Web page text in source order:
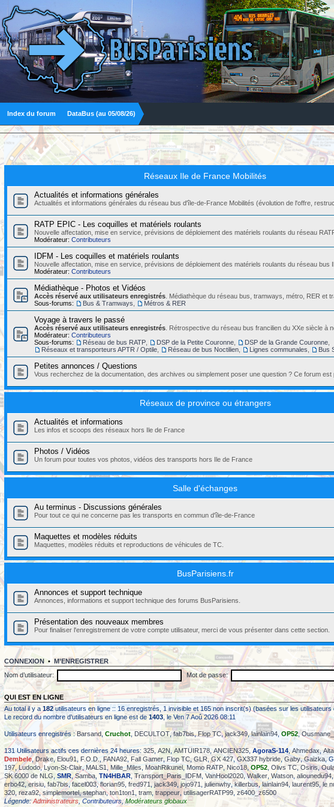
Index du forum DataBus (au 05/08/26)
Réseaux Ile de France Mobilités
Actualités et informations générales
Actualités et informations générales du réseau bus d'île-de-France Mobilités (évolution de l'offre,
RATP EPIC - Les coquilles et matériels roulants
Nouvelle affectation, mise en service, prévisions de déploiement des matériels roulants du réseau
Modérateur: Contributeurs
IDFM - Les coquilles et matériels roulants
Nouvelle affectation, mise en service, prévisions de déploiement des matériels roulants du réseau bus
Modérateur: Contributeurs
Médiathèque - Photos et Vidéos
Accès réservé aux utilisateurs enregistrés . Médiathèque du réseau bus, tramways, métro, RER et
Sous-forums:
Bus & Tramways Métros & RER
Voyage à travers le passé
Accès réservé aux utilisateurs enregistrés . Rétrospective du réseau bus francilien du XXe siècle à
Modérateur: Contributeurs
Sous-forums:
Réseau de bus RATP DSP de la Petite Couronne DSP de la Grande Couronne
Réseaux et transporteurs APTR / Optile
Réseau de bus Noctilien Lignes communales Bus
Petites annonces / Questions
Vous recherchez de la documentation, des archives ou simplement poser une question ? Ce forum est
Réseaux de province ou étrangers
Actualités et informations
Les infos et scoops des réseaux hors Ile de France
Photos / Vidéos
Un forum pour toutes vos photos, vidéos des transports hors Ile de France
Salle d'échanges
Au terminus - Discussions générales
Pour tout ce qui ne concerne pas les transports en commun d'île-de-France
Maquettes et modèles réduits
Maquettes, modèles réduits et reproductions de véhicules de TC.
BusParisiens.fr
Annonces et support technique
Annonces, informations et support technique des forums BusParisiens.
Présentation des nouveaux membres
Pour finaliser l'enregistrement de votre compte utilisateur, merci de vous présenter dans cette section.
CONNEXION • M’ENREGISTRER
Nom d’utilisateur:
Mot de passe:
QUI EST EN LIGNE
Au total il y a 182utilisateurs en ligne :: 16 enregistrés, 1 invisible et 165 non inscrit(s) (basées sur les
Le record du nombre d’utilisateurs en ligne est de1403, le Ven 7 Aoû 2026 08:11
Utilisateurs enregistrés : Barsand Cruchot DECULTOT,fab7bis,Flop TC,jack349,lainlain94 OP52,
131 Utilisateurs actifs ces dernières 24 heures: 325 A2N AMTUIR178,ANCIEN325 AgoraS-114, Ahmedax,
Dembele,Drake,Elou91 F.O.D.,FANA92 Fall Gamer ,Flop TC,GLR ,GX 427,GX337 hybride,Gaby,Gaizka,
197,Ludodo,Lyon-St-Clair,MALS1 ,Mille_Miles, MoahRikunel ,Momo RATP ,Nico18,OP52 Olivs TC,Osiris,
SK 6000 de NLG SMR,Samba TN4HBAR Transport_Paris_IDFM VanHool2020,Walker Watson aliounedu94,
erbo42, erisiu fab7bis,facel003,florian95 fred971 jack349 ,jojo971 julienwhy,killerbus ,lainlain94 laurent95 le
320 reza92,simplemortel,stephan,ton1ton1 tram trappeur utilisagerRATP99 z6400_z6500
Légende: Administrateurs,Contributeurs,Modérateurs globaux